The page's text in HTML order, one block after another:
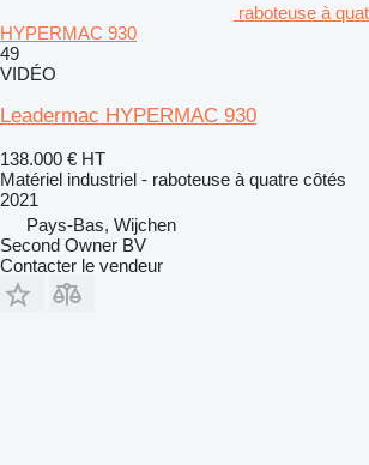
raboteuse à
HYPERMAC 930
49
VIDÉO
Leadermac HYPERMAC 930
138.000 € HT
Matériel industriel - raboteuse à quatre côtés
2021
Pays-Bas, Wijchen
Second Owner BV
Contacter le vendeur